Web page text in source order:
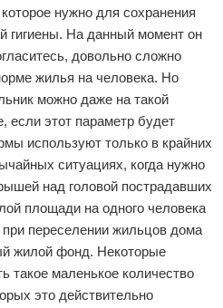
нужно для сохранения
гигиены. На данный момент он
довольно сложно
жилья на человека. Но
можно даже на такой
если этот параметр будет
используют только в крайних
ситуациях, когда нужно
над головой пострадавших
площади на одного человека
переселении жильцов дома
жилой фонд. Некоторые
такое маленькое количество
это действительно